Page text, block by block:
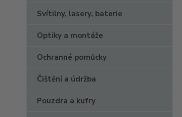
Svítilny, lasery, baterie
Optiky a montáže
Ochranné pomůcky
Čištění a údržba
Pouzdra a kufry